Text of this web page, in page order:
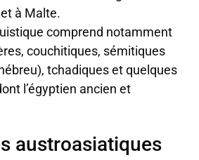
à Malte.
comprend notamment
couchitiques, sémitiques
tchadiques et quelques
l’égyptien ancien et
austroasiatiques